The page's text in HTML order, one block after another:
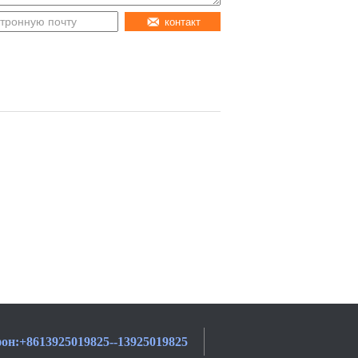
контакт
+8613925019825--13925019825